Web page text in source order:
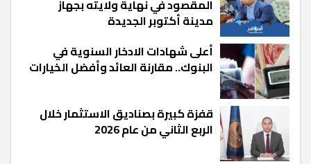
المقصود في نهاية ولايته بجهاز
مدينة أكتوبر الجديدة
أعلى شهادات الادخار السنوية في
البنوك.. مقارنة العائد وأفضل الخيارات
قفزة كبيرة بصناديق الاستثمار خلال
الربع الثاني من عام 2026